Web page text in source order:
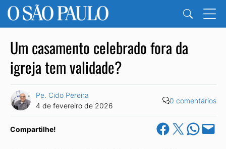
Um casamento celebrado fora da
igreja tem validade?
Pe. Cido Pereira
4 de fevereiro de 2026
0 comentários
Compartilhe! Share on Facebook
Share on X Share on
Email this